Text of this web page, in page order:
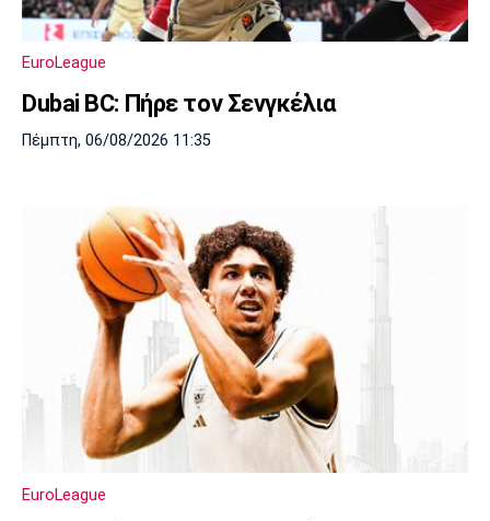
Πολιτισμός
Τραγούδια
Cine Spot
Media
Παρασκήνιο
Πρόγραμμα TV
Ιωνικός Πανσερραϊκός
Μπαρτσελόνα
Ρεάλ
Μαδρίτης
Μάντσεστερ
Γιουνάιτεντ
Τσέλσι Άρσεναλ
Λίβερπουλ
EuroLeague
Dubai BC: Πήρε τον Σενγκέλια
Πέμπτη, 06/08/2026 11:35
EuroLeague